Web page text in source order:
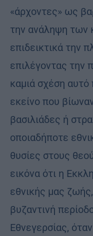
«άρχοντες» ως
την ανάληψη των
επιδεικτικά την
επιλέγοντας την
καμιά σχέση
εκείνο που
βασιλιάδες ή
οποιαδήποτε
θυσίες στους
εικόνα ότι η
εθνικής μας
βυζαντινή
Εθνεγερσίας,